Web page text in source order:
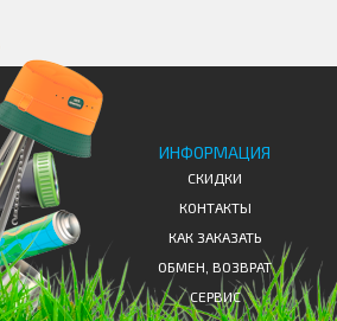
ИНФОРМАЦИЯ
СКИДКИ
КОНТАКТЫ
КАК ЗАКАЗАТЬ
ОБМЕН, ВОЗВРАТ
СЕРВИС